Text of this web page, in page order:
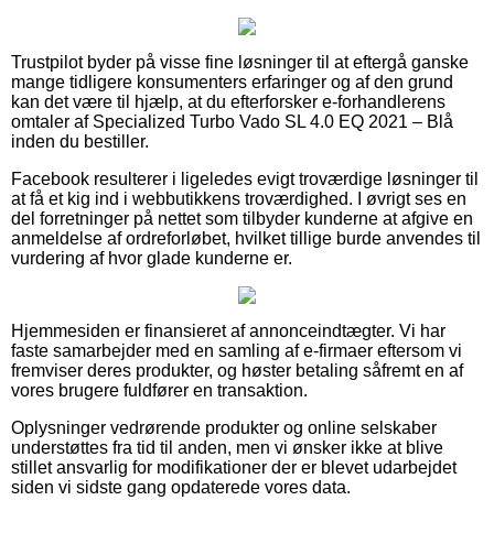
Trustpilot byder på visse fine løsninger til at eftergå ganske
mange tidligere konsumenters erfaringer og af den grund
kan det være til hjælp, at du efterforsker e-forhandlerens
omtaler af Specialized Turbo Vado SL 4.0 EQ 2021 – Blå
inden du bestiller.
Facebook resulterer i ligeledes evigt troværdige løsninger til
at få et kig ind i webbutikkens troværdighed. I øvrigt ses en
del forretninger på nettet som tilbyder kunderne at afgive en
anmeldelse af ordreforløbet, hvilket tillige burde anvendes til
vurdering af hvor glade kunderne er.
Hjemmesiden er finansieret af annonceindtægter. Vi har
faste samarbejder med en samling af e-firmaer eftersom vi
fremviser deres produkter, og høster betaling såfremt en af
vores brugere fuldfører en transaktion.
Oplysninger vedrørende produkter og online selskaber
understøttes fra tid til anden, men vi ønsker ikke at blive
stillet ansvarlig for modifikationer der er blevet udarbejdet
siden vi sidste gang opdaterede vores data.